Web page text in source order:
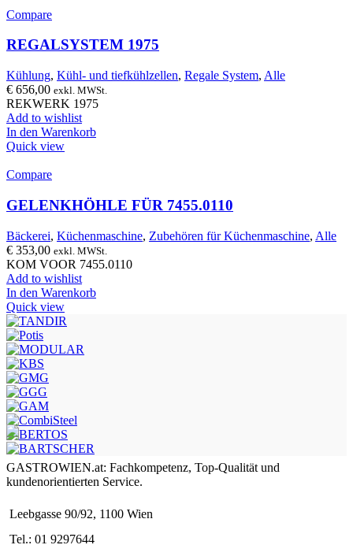
Compare
REGALSYSTEM 1975
Kühlung, Kühl- und tiefkühlzellen, Regale System, Alle
€ 656,00 exkl. MWSt.
REKWERK 1975
Add to wishlist
In den Warenkorb
Quick view
Compare
GELENKHÖHLE FÜR 7455.0110
Bäckerei, Küchenmaschine, Zubehören für Küchenmaschine, Alle
€ 353,00 exkl. MWSt.
KOM VOOR 7455.0110
Add to wishlist
In den Warenkorb
Quick view
GASTROWIEN.at: Fachkompetenz, Top-Qualität und
kundenorientierten Service.
Leebgasse 90/92, 1100 Wien
Tel.: 01 9297644